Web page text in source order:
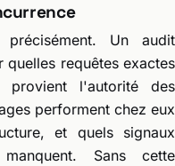
Un audit
requêtes exactes
l'autorité des
performent chez eux
et quels signaux
Sans cette